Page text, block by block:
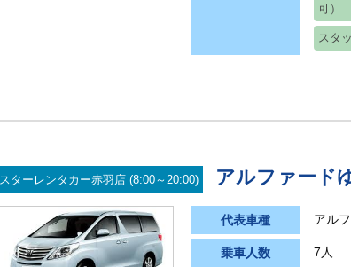
可）
スタ
スターレンタカー赤羽店 (8:00～20:00) アルファード
代表車種 アル
乗車人数 7人